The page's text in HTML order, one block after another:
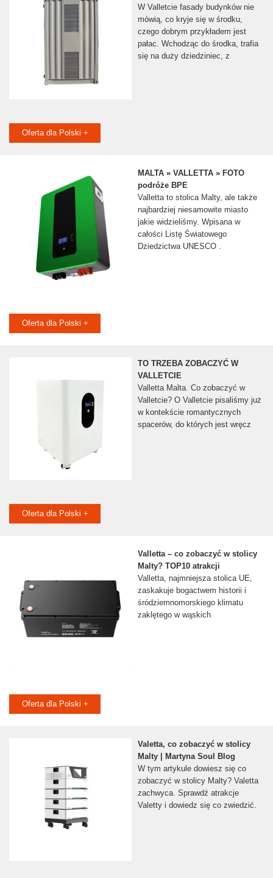
W Valletcie fasady budynków nie
mówią, co kryje się w środku,
czego dobrym przykładem jest
pałac. Wchodząc do środka, trafia
się na duży dziedziniec, z
Oferta dla Polski +
MALTA » VALLETTA » FOTO
podróże BPE
Valletta to stolica Malty, ale także
najbardziej niesamowite miasto
jakie widzieliśmy. Wpisana w
całości Listę Światowego
Dziedzictwa UNESCO .
Oferta dla Polski +
TO TRZEBA ZOBACZYĆ W
VALLETCIE
Valletta Malta. Co zobaczyć w
Valletcie? O Valletcie pisaliśmy już
w kontekście romantycznych
spacerów, do których jest wręcz
Oferta dla Polski +
Valletta – co zobaczyć w stolicy
Malty? TOP10 atrakcji
Valletta, najmniejsza stolica UE,
zaskakuje bogactwem historii i
śródziemnomorskiego klimatu
zaklętego w wąskich
Oferta dla Polski +
Valetta, co zobaczyć w stolicy
Malty | Martyna Soul Blog
W tym artykule dowiesz się co
zobaczyć w stolicy Malty? Valetta
zachwyca. Sprawdź atrakcje
Valetty i dowiedz się co zwiedzić.